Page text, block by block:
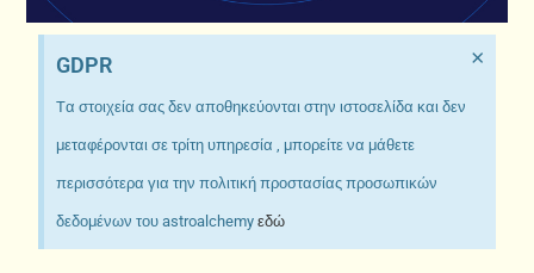
GDPR
Tα στοιχεία σας δεν αποθηκεύονται στην ιστοσελίδα και δεν
μεταφέρονται σε τρίτη υπηρεσία , μπορείτε να μάθετε
περισσότερα για την πολιτική προστασίας προσωπικών
δεδομένων του astroalchemyεδώ
×